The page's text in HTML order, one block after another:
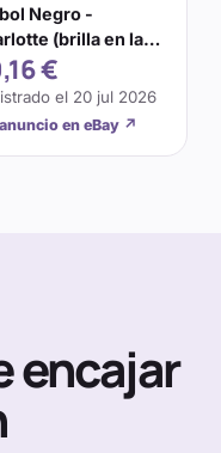
Negro -
(brilla en la
-... Con
€
el 20 jul 2026
en eBay ↗
encajar